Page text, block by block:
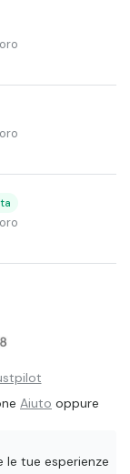
Aiuto oppure
le tue esperienze